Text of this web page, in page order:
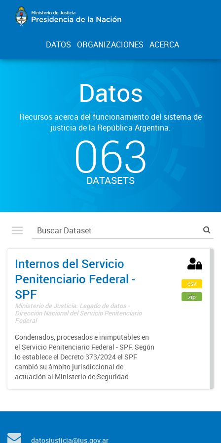
DATOS ORGANIZACIONES ACERCA
Datos
Recursos acerca del funcionamiento del sistema de
justicia de la República Argentina.
063
DATASETS
Internos del Servicio
Penitenciario Federal -
SPF
Ministerio de Justicia. Legado de datos -
Dirección Nacional del Servicio Penitenciario
Federal
Condenados, procesados e inimputables en
el Servicio Penitenciario Federal - SPF. Según
lo establece el Decreto 373/2024 el SPF
cambió su ámbito jurisdiccional de
actuación al Ministerio de Seguridad.
csv
zip
datosjusticia@jus.gov.ar